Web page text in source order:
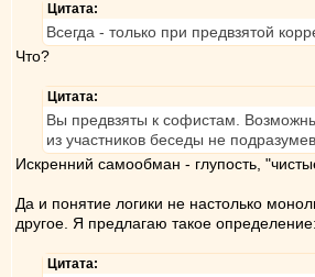
Цитата:
Всегда - только при предвзятой
Что?
Цитата:
Вы предвзяты к софистам.
из участников беседы не
Искренний самообман - глупость,
Да и понятие логики не настолько
другое. Я предлагаю такое
Цитата: